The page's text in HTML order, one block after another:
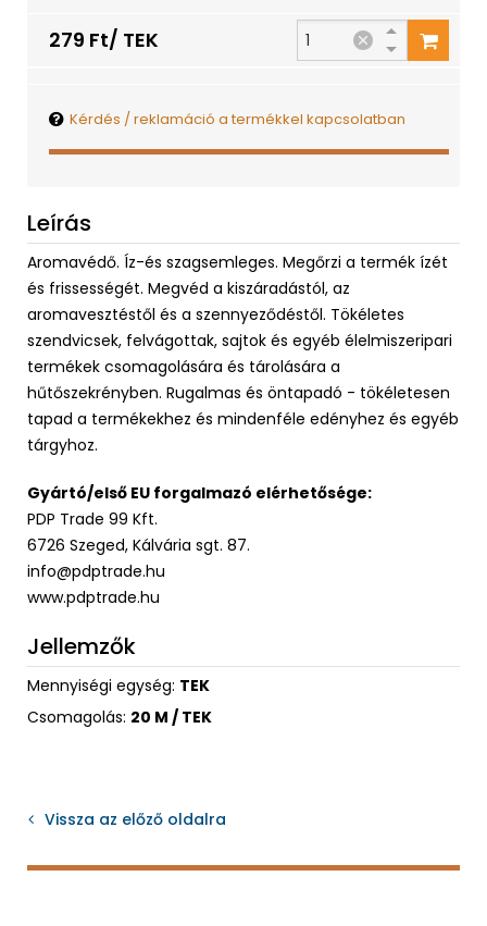
279 Ft/ TEK
Kérdés / reklamáció a termékkel kapcsolatban
Leírás
Aromavédő. Íz-és szagsemleges. Megőrzi a termék ízét
és frissességét. Megvéd a kiszáradástól, az
aromavesztéstől és a szennyeződéstől. Tökéletes
szendvicsek, felvágottak, sajtok és egyéb élelmiszeripari
termékek csomagolására és tárolására a
hűtőszekrényben. Rugalmas és öntapadó - tökéletesen
tapad a termékekhez és mindenféle edényhez és egyéb
tárgyhoz.
Gyártó/első EU forgalmazó elérhetősége:
PDP Trade 99 Kft.
6726 Szeged, Kálvária sgt. 87.
info@pdptrade.hu
www.pdptrade.hu
Jellemzők
Mennyiségi egység: TEK
Csomagolás: 20 M / TEK
Vissza az előző oldalra